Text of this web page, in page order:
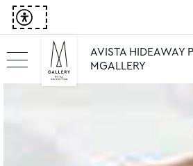
AVISTA HIDEAWAY
MGALLERY